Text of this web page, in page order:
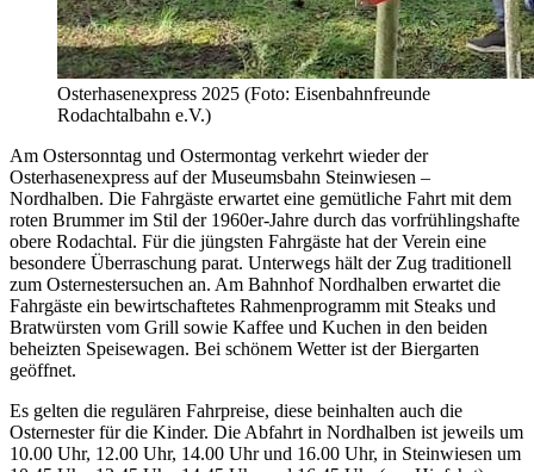
Osterhasenexpress 2025 (Foto: Eisenbahnfreunde
Rodachtalbahn e.V.)
Am Ostersonntag und Ostermontag verkehrt wieder der
Osterhasenexpress auf der Museumsbahn Steinwiesen –
Nordhalben. Die Fahrgäste erwartet eine gemütliche Fahrt mit dem
roten Brummer im Stil der 1960er-Jahre durch das vorfrühlingshafte
obere Rodachtal. Für die jüngsten Fahrgäste hat der Verein eine
besondere Überraschung parat. Unterwegs hält der Zug traditionell
zum Osternestersuchen an. Am Bahnhof Nordhalben erwartet die
Fahrgäste ein bewirtschaftetes Rahmenprogramm mit Steaks und
Bratwürsten vom Grill sowie Kaffee und Kuchen in den beiden
beheizten Speisewagen. Bei schönem Wetter ist der Biergarten
geöffnet.
Es gelten die regulären Fahrpreise, diese beinhalten auch die
Osternester für die Kinder. Die Abfahrt in Nordhalben ist jeweils um
10.00 Uhr, 12.00 Uhr, 14.00 Uhr und 16.00 Uhr, in Steinwiesen um